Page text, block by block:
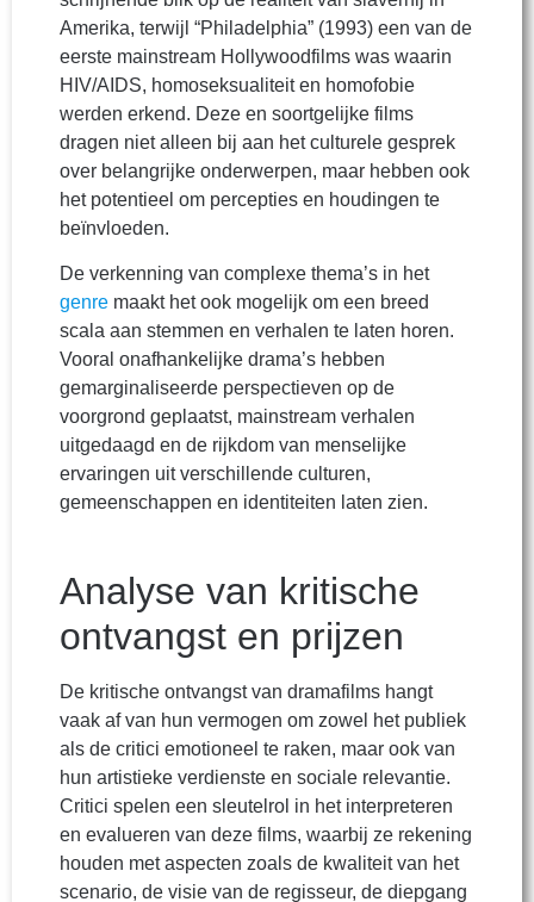
Amerika, terwijl “Philadelphia” (1993) een van de
eerste mainstream Hollywoodfilms was waarin
HIV/AIDS, homoseksualiteit en homofobie
werden erkend. Deze en soortgelijke films
dragen niet alleen bij aan het culturele gesprek
over belangrijke onderwerpen, maar hebben ook
het potentieel om percepties en houdingen te
beïnvloeden.
De verkenning van complexe thema’s in het
genre maakt het ook mogelijk om een breed
scala aan stemmen en verhalen te laten horen.
Vooral onafhankelijke drama’s hebben
gemarginaliseerde perspectieven op de
voorgrond geplaatst, mainstream verhalen
uitgedaagd en de rijkdom van menselijke
ervaringen uit verschillende culturen,
gemeenschappen en identiteiten laten zien.
Analyse van kritische
ontvangst en prijzen
De kritische ontvangst van dramafilms hangt
vaak af van hun vermogen om zowel het publiek
als de critici emotioneel te raken, maar ook van
hun artistieke verdienste en sociale relevantie.
Critici spelen een sleutelrol in het interpreteren
en evalueren van deze films, waarbij ze rekening
houden met aspecten zoals de kwaliteit van het
scenario, de visie van de regisseur, de diepgang